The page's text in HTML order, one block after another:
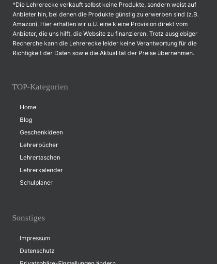
*Die Lehrerecke verkauft selbst keine Produkte, sondern weist auf
Anbieter hin, bei denen die Produkte günstig zu erwerben sind (z.B.
Amazon). Hier erhalten wir u.U. eine kleine Provision direkt vom
Anbieter, die uns hilft, die Website zu finanzieren. Trotz ausgiebiger
Recherche kann die Lehrerecke leider keine Verantwortung für die
Richtigkeit der Daten sowie die Aktualität der Preise übernehmen.
TOP-Kategorien
Home
Blog
Geschenkideen
Lehrerbücher
Lehrertaschen
Lehrerkalender
Schulplaner
Sonstiges
Impressum
Datenschutz